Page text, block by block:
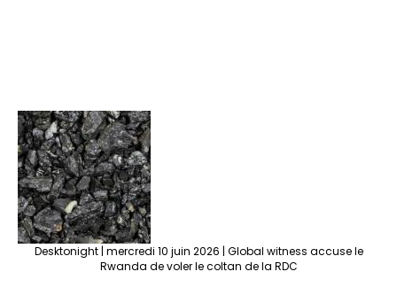
Desktonight | mercredi 10 juin 2026 | Global witness accuse le
Rwanda de voler le coltan de la RDC